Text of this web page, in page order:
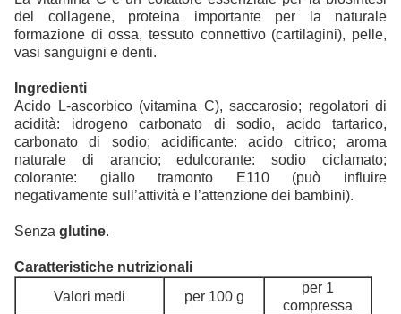
del collagene, proteina importante per la naturale
formazione di ossa, tessuto connettivo (cartilagini), pelle,
vasi sanguigni e denti.
Ingredienti
Acido L-ascorbico (vitamina C), saccarosio; regolatori di
acidità: idrogeno carbonato di sodio, acido tartarico,
carbonato di sodio; acidificante: acido citrico; aroma
naturale di arancio; edulcorante: sodio ciclamato;
colorante: giallo tramonto E110 (può influire
negativamente sull’attività e l’attenzione dei bambini).
Senza glutine.
Caratteristiche nutrizionali
Valori medi
per 100 g
per 1
compressa